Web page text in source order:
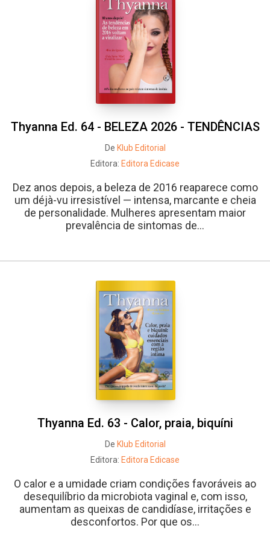
Thyanna Ed. 64 - BELEZA 2026 - TENDÊNCIAS
De Klub Editorial
Editora: Editora Edicase
Dez anos depois, a beleza de 2016 reaparece como
um déjà-vu irresistível — intensa, marcante e cheia
de personalidade. Mulheres apresentam maior
prevalência de sintomas de...
Thyanna Ed. 63 - Calor, praia, biquíni
De Klub Editorial
Editora: Editora Edicase
O calor e a umidade criam condições favoráveis ao
desequilíbrio da microbiota vaginal e, com isso,
aumentam as queixas de candidíase, irritações e
desconfortos. Por que os...